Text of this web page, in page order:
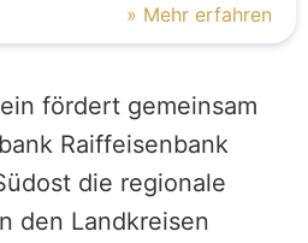
» Mehr erfahren
fördert gemeinsam
Raiffeisenbank
die regionale
den Landkreisen